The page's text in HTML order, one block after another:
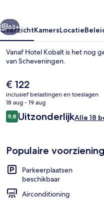
Volgende
63+
OverzichtKamersLocatie
Vanaf Hotel Kobalt is het nog
van Scheveningen.
De
huidige
prijs
is
€ 122
€ 122
inclusief belastingen en toeslagen
18 aug - 19 aug
Beoordelingen
9,89,8 op 10 –
UitzonderlijkAlle 18
Populaire
Parkeerplaatsen
beschikbaar
Airconditioning